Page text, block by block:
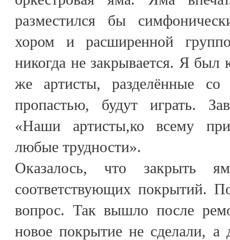
разместился бы
хором и расширенной
никогда не закрывается. Я был
же артисты, разделённые со
пропастью, будут играть.
«Наши артисты,ко всему
любые трудности».
Оказалось, что закрыть
соответствующих покрытий.
вопрос. Так вышло после
новое покрытие не сделали, а